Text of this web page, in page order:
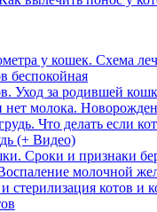
у кошек. Схема
беспокойная
Уход за родившей
молока.
Что делать если
(+ Видео)
Сроки и признаки
молочной
стерилизация котов и